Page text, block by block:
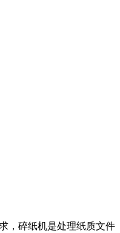
，碎纸机是处理纸质文件